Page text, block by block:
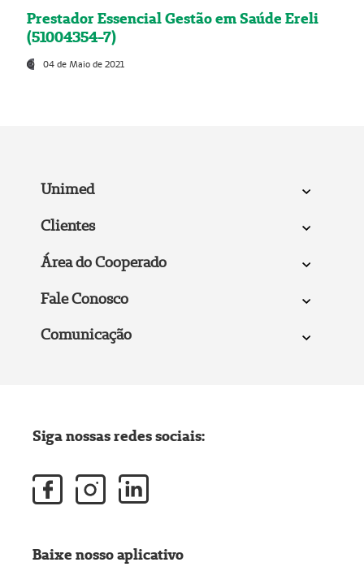
Prestador Essencial Gestão em Saúde Ereli
(51004354-7)
04 de Maio de 2021
Unimed
Clientes
Área do Cooperado
Fale Conosco
Comunicação
Siga nossas redes sociais:
Baixe nosso aplicativo